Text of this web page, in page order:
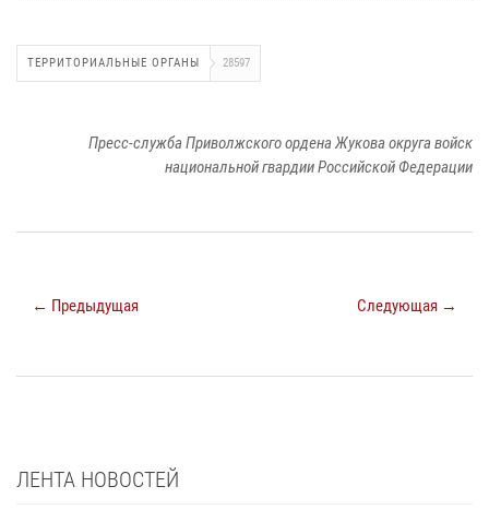
ТЕРРИТОРИАЛЬНЫЕ ОРГАНЫ 28597
Пресс-служба Приволжского ордена Жукова округа войск
национальной гвардии Российской Федерации
← Предыдущая Следующая →
ЛЕНТА НОВОСТЕЙ